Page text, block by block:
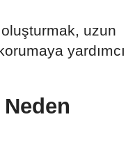
uzun
yardımcı